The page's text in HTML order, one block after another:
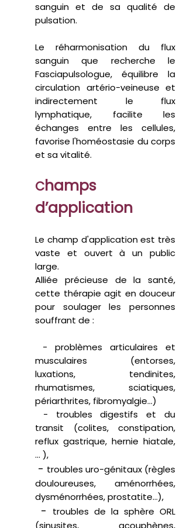
sanguin et de sa qualité de
pulsation.
Le réharmonisation du flux
sanguin que recherche le
Fasciapulsologue, équilibre la
circulation artério-veineuse et
indirectement le flux
lymphatique, facilite les
échanges entre les cellules,
favorise l'homéostasie du corps
et sa vitalité.
Champs
d’application
Le champ d'application est très
vaste et ouvert à un public
large.
Alliée précieuse de la santé,
cette thérapie agit en douceur
pour soulager les personnes
souffrant de :
- problèmes articulaires et
musculaires (entorses,
luxations, tendinites,
rhumatismes, sciatiques,
périarthrites, fibromyalgie…)
- troubles digestifs et du
transit (colites, constipation,
reflux gastrique, hernie hiatale,
... ),
- troubles uro-génitaux (règles
douloureuses, aménorrhées,
dysménorrhées, prostatite...),
-
troubles de la sphère ORL
(sinusites, acouphènes,